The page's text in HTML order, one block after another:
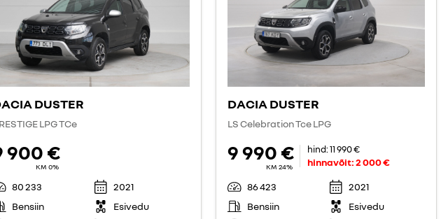
DUSTER
LPG TCe
900 €
KM 0%
80 233
2021
Bensiin
Esivedu
DACIA DUSTER
LS Celebration Tce LPG
9 990 €
KM 24%
hind:11 990 €
hinnavõit:2 000 €
86 423
2021
Bensiin
Esivedu